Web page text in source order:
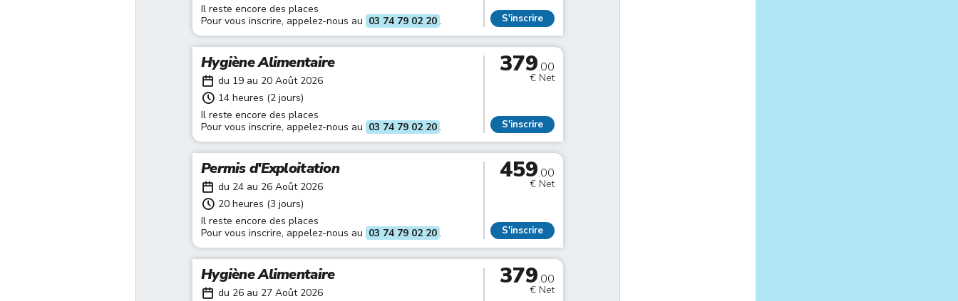
Il reste encore des places
Pour vous inscrire, appelez-nous au 03 74 79 02 20 . S'inscrire
Hygiène Alimentaire
du 19 au 20 Août 2026
14 heures (2 jours)
Il reste encore des places
Pour vous inscrire, appelez-nous au 03 74 79 02 20 .
379.00
€ Net
S'inscrire
Permis d'Exploitation
du 24 au 26 Août 2026
20 heures (3 jours)
Il reste encore des places
Pour vous inscrire, appelez-nous au 03 74 79 02 20 .
459.00
€ Net
S'inscrire
Hygiène Alimentaire
du 26 au 27 Août 2026
379.00
€ Net